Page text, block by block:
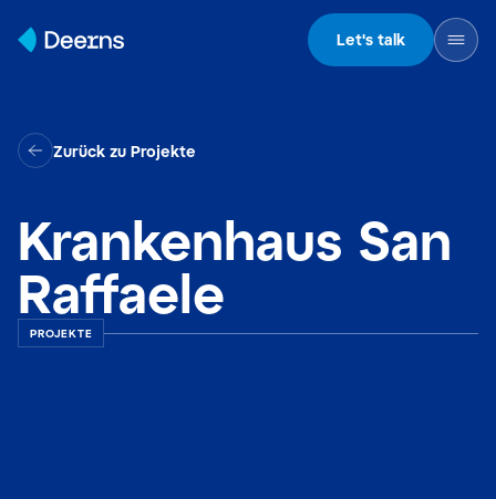
Let's talk
Zurück zu Projekte
Krankenhaus San
Raffaele
PROJEKTE